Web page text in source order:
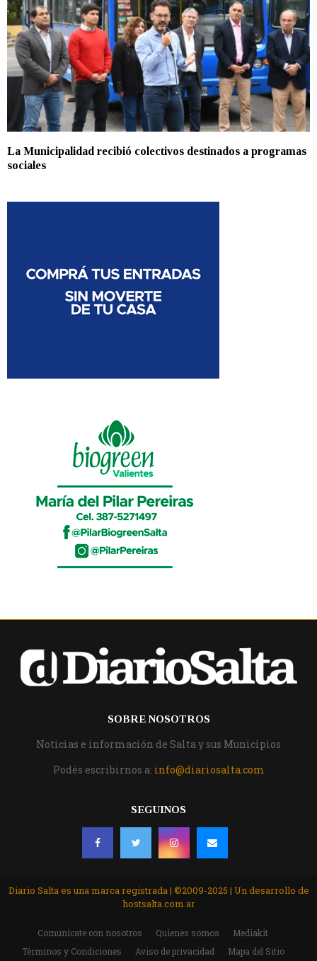
La Municipalidad recibió colectivos destinados a programas
sociales
SOBRE NOSOTROS
Noticias e información de Salta y sus Municipios
Podés escribirnos a: info@diariosalta.com
SEGUINOS
Diario Salta es una marca registrada | ©2009-2025 | Un desarrollo de
hostsalta.com.ar
Comunicate con nosotros Quienes somos
Mediakit
Términos y Condiciones
Aviso de privacidad Mapa del Sitio